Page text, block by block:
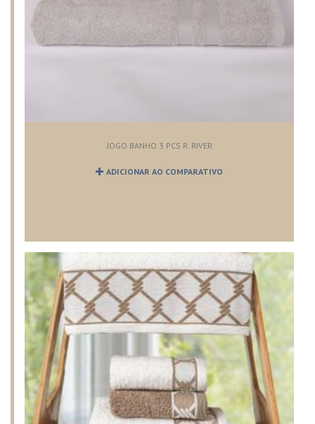
JOGO BANHO 3 PCS R. RIVER
ADICIONAR AO COMPARATIVO